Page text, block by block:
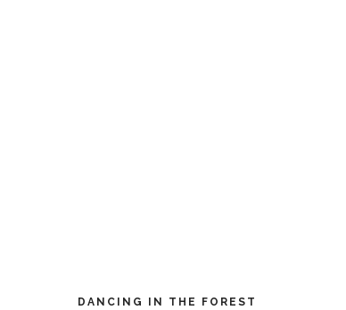
DANCING IN THE FOREST